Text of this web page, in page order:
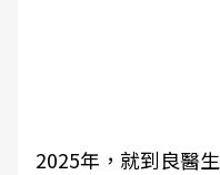
2025年，就到良醫